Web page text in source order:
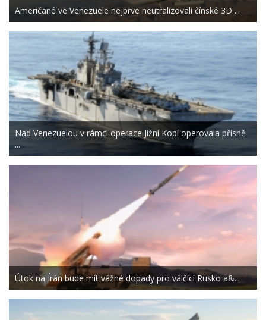
Američané ve Venezuele nejprve neutralizovali čínské 3D ...
Nad Venezuelou v rámci operace Jižní Kopí operovala přísně
...
Útok na Írán bude mít vážné dopady pro válčící Rusko a&...